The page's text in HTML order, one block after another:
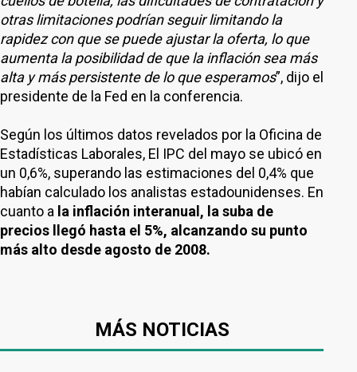
otras limitaciones podrían seguir limitando la
rapidez con que se puede ajustar la oferta, lo que
aumenta la posibilidad de que la inflación sea más
alta y más persistente de lo que esperamos”, dijo el
presidente de la Fed en la conferencia.
Según los últimos datos revelados por la Oficina de
Estadísticas Laborales, El IPC del mayo se ubicó en
un 0,6%, superando las estimaciones del 0,4% que
habían calculado los analistas estadounidenses. En
cuanto a la inflación interanual, la suba de
precios llegó hasta el 5%, alcanzando su punto
más alto desde agosto de 2008.
MÁS NOTICIAS